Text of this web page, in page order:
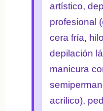
artístico,
profesional
cera fría,
depilación
manicura
acrílico),